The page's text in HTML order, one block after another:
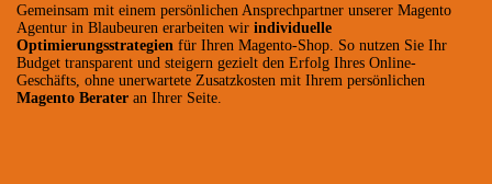
Gemeinsam mit einem persönlichen Ansprechpartner unserer Magento
Agentur in Blaubeuren erarbeiten wir individuelle
Optimierungsstrategien für Ihren Magento-Shop. So nutzen Sie Ihr
Budget transparent und steigern gezielt den Erfolg Ihres Online-
Geschäfts, ohne unerwartete Zusatzkosten mit Ihrem persönlichen
Magento Berater an Ihrer Seite.